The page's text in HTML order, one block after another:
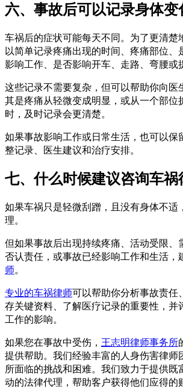
六、事故后可以记录身体变
车祸后的症状可能每天不同。为了更清楚
以简单记录疼痛出现的时间、疼痛部位、
影响工作、是否影响开车、走路、弯腰或
这些记录不需要复杂，但可以帮助你向医
其是疼痛从轻微变成明显，或从一个部位
时，及时记录会更清楚。
如果事故影响工作或日常生活，也可以保
整记录、医生建议和治疗安排。
七、什么时候建议咨询车祸
如果车祸只是轻微刮蹭，且没有身体不适
理。
但如果事故后出现持续疼痛、活动受限、
否认责任，或事故已经影响工作和生活，
师。
专业的车祸律师可以帮助你分析事故责任
存关键资料、了解医疗记录的重要性，并
工作的影响。
如果您在事故中受伤， 王志明律师事务所
提供帮助。我们经验丰富的人身伤害律师
所面临的挑战和困难。我们致力于提供既
动的法律代理，帮助客户获得他们应得的